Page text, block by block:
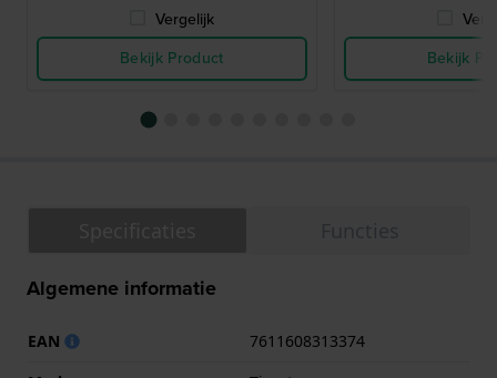
Vergelijk
Bekijk Product
Bekijk
Algemene informatie
EAN
7611608313374